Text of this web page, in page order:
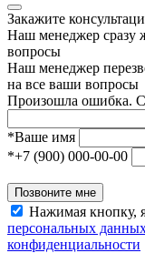
Закажите
Наш менеджер сразу
вопросы
Наш менеджер
на все ваши вопросы
Произошла ошибка.
*Ваше имя
*+7 (900) 000-00-00
Позвоните мне
Нажимая кнопку,
персональных
конфиденциальности